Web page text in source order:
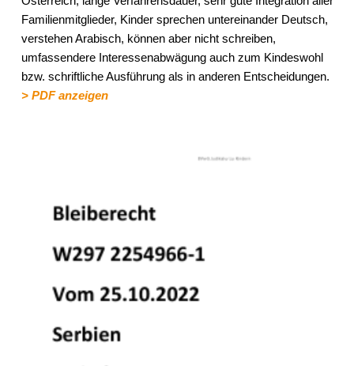
Familienmitglieder, Kinder sprechen untereinander Deutsch,
verstehen Arabisch, können aber nicht schreiben,
umfassendere Interessenabwägung auch zum Kindeswohl
bzw. schriftliche Ausführung als in anderen Entscheidungen.
> PDF anzeigen